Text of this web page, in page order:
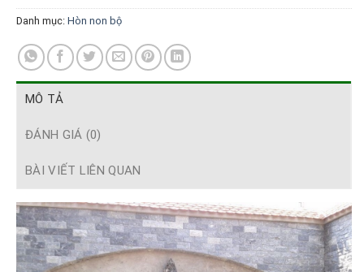
Danh mục: Hòn non bộ
MÔ TẢ
ĐÁNH GIÁ (0)
BÀI VIẾT LIÊN QUAN